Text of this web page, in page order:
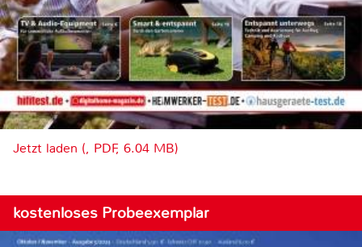
Jetzt laden (, PDF, 6.04 MB)
kostenloses Probeexemplar